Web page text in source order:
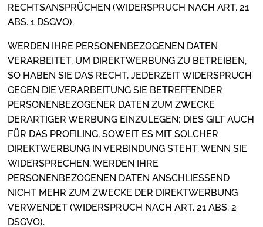
RECHTSANSPRÜCHEN (WIDERSPRUCH NACH ART. 21
ABS. 1 DSGVO).
WERDEN IHRE PERSONENBEZOGENEN DATEN
VERARBEITET, UM DIREKTWERBUNG ZU BETREIBEN,
SO HABEN SIE DAS RECHT, JEDERZEIT WIDERSPRUCH
GEGEN DIE VERARBEITUNG SIE BETREFFENDER
PERSONENBEZOGENER DATEN ZUM ZWECKE
DERARTIGER WERBUNG EINZULEGEN; DIES GILT AUCH
FÜR DAS PROFILING, SOWEIT ES MIT SOLCHER
DIREKTWERBUNG IN VERBINDUNG STEHT. WENN SIE
WIDERSPRECHEN, WERDEN IHRE
PERSONENBEZOGENEN DATEN ANSCHLIESSEND
NICHT MEHR ZUM ZWECKE DER DIREKTWERBUNG
VERWENDET (WIDERSPRUCH NACH ART. 21 ABS. 2
DSGVO).